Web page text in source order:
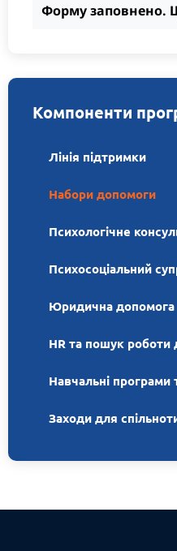
Форму заповнено.
Компоненти
Лінія підтримки
Набори допомоги
Психологічне
Психосоціальний
Юридична допомога
HR та пошук
Навчальні програми
Заходи для